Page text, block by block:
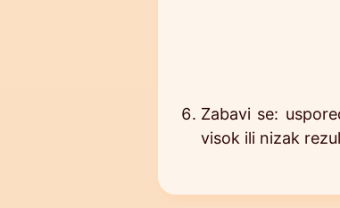
Zabavi se:
visok ili nizak